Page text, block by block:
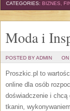
CATEGORIES: BIZNES,
Moda i
POSTED BY ADMIN ON
Proszkic.pl to
online dla osób
doświadczenie i
tkanin,